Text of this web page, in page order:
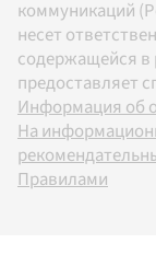
коммуникаций
несет
содержащейся в
предоставляет
Информация об
На
Правилами